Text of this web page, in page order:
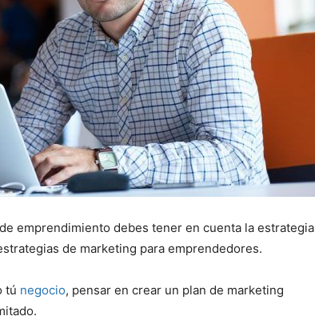
emprendimiento debes tener en cuenta la estrategia
de marketing para emprendedores.
tú negocio, pensar en crear un plan de marketing